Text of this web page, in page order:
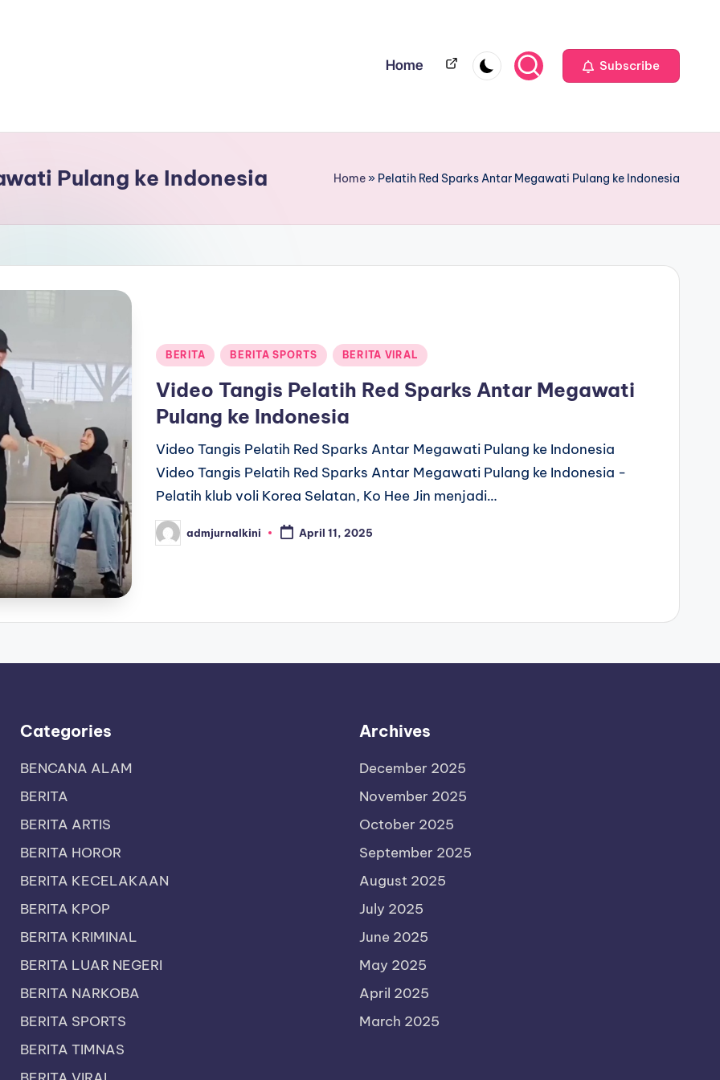
Home Home Subscribe
Pulang ke Indonesia Home» Pelatih Red Sparks Antar Megawati Pulang ke Indonesia
Posted
BERITA BERITA SPORTS BERITA VIRAL
Video Tangis Pelatih Red Sparks Antar Megawati
Pulang ke Indonesia
Video Tangis Pelatih Red Sparks Antar Megawati Pulang ke Indonesia
Video Tangis Pelatih Red Sparks Antar Megawati Pulang ke Indonesia -
Pelatih klub voli Korea Selatan, Ko Hee Jin menjadi…
Posted
by
admjurnalkini April 11, 2025
Categories
BENCANA ALAM
BERITA
BERITA ARTIS
BERITA HOROR
BERITA KECELAKAAN
BERITA KPOP
BERITA KRIMINAL
BERITA LUAR NEGERI
BERITA NARKOBA
BERITA SPORTS
BERITA TIMNAS
Archives
December 2025
November 2025
October 2025
September 2025
August 2025
July 2025
June 2025
May 2025
April 2025
March 2025